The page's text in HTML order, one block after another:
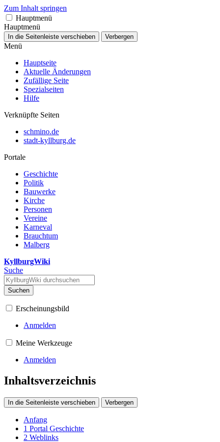
Zum Inhalt springen
Hauptmenü
Hauptmenü
In die Seitenleiste verschieben Verbergen
Menü
Hauptseite
Aktuelle Änderungen
Zufällige Seite
Spezialseiten
Hilfe
Verknüpfte Seiten
schmino.de
stadt-kyllburg.de
Portale
Geschichte
Politik
Bauwerke
Kirche
Personen
Vereine
Karneval
Brauchtum
Malberg
KyllburgWiki
Suche
Suchen
Erscheinungsbild
Anmelden
Meine Werkzeuge
Anmelden
Inhaltsverzeichnis
In die Seitenleiste verschieben Verbergen
Anfang
1 Portal Geschichte
2 Weblinks